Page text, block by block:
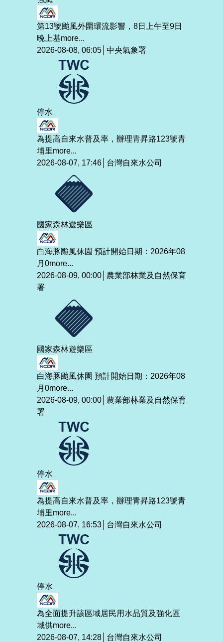
第13號颱風外圍環流影響，8日上午至9日
晚上基more...
2026-08-08, 06:05│中央氣象署
停水
為提高自來水普及率，辦理青昇路123號青
埔里more...
2026-08-07, 17:46│台灣自來水公司
國家森林遊樂區
白海豚颱風休園 預計開始日期：2026年08
月0more...
2026-08-09, 00:00│農業部林業及自然保育
署
國家森林遊樂區
白海豚颱風休園 預計開始日期：2026年08
月0more...
2026-08-09, 00:00│農業部林業及自然保育
署
停水
為提高自來水普及率，辦理青昇路123號青
埔里more...
2026-08-07, 16:53│台灣自來水公司
停水
為全面提升該區域居民用水品質及強化區
域供more...
2026-08-07, 14:28│台灣自來水公司